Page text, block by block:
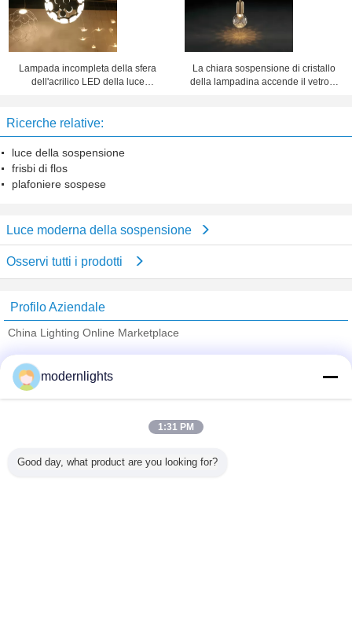
Lampada incompleta della sfera
dell'acrilico LED della luce
La chiara sospensione di cristallo
della lampadina accende il vetro +
Ricerche relative:
luce della sospensione
frisbi di flos
plafoniere sospese
Luce moderna della sospensione
Osservi tutti i prodotti
Profilo Aziendale
China Lighting Online Marketplace
Trust Seal
Verified Suplier
Tutti i prodotti
modernlights
1:31 PM
Good day, what product are you looking for?